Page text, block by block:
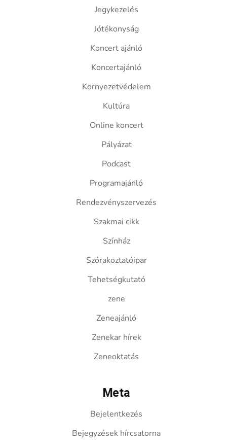
Jegykezelés
Jótékonyság
Koncert ajánló
Koncertajánló
Környezetvédelem
Kultúra
Online koncert
Pályázat
Podcast
Programajánló
Rendezvényszervezés
Szakmai cikk
Színház
Szórakoztatóipar
Tehetségkutató
zene
Zeneajánló
Zenekar hírek
Zeneoktatás
Meta
Bejelentkezés
Bejegyzések hírcsatorna